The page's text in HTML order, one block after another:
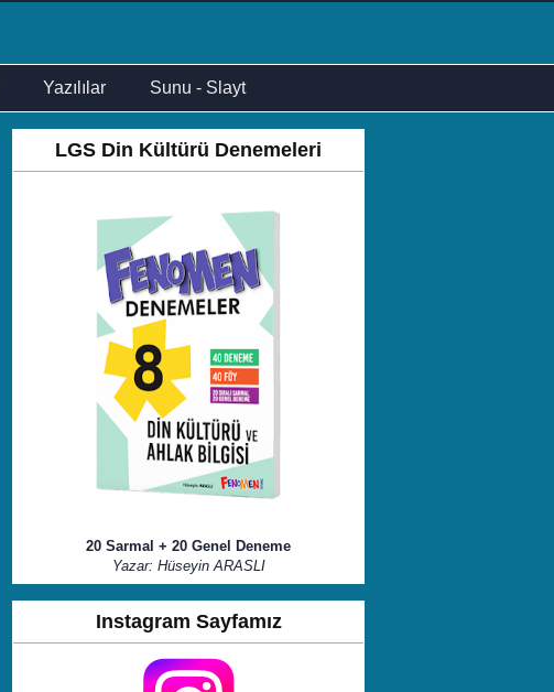
Yazılılar Sunu - Slayt
LGS Din Kültürü Denemeleri
20 Sarmal + 20 Genel Deneme
Yazar: Hüseyin ARASLI
Instagram Sayfamız